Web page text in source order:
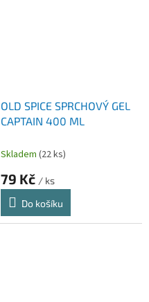
OLD SPICE SPRCHOVÝ GEL
CAPTAIN 400 ML
Skladem (22 ks)
79 Kč / ks
Do košíku